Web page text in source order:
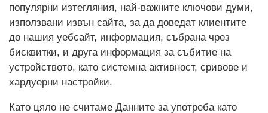
популярни изтегляния, най-важните ключови думи,
използвани извън сайта, за да доведат клиентите
до нашия уебсайт, информация, събрана чрез
бисквитки, и друга информация за събитие на
устройството, като системна активност, сривове и
хардуерни настройки.
Като цяло не считаме Данните за употреба като